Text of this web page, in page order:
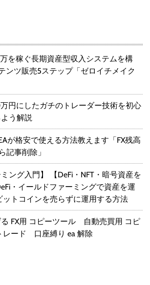
を稼ぐ長期資産型収入システムを構
ンツ販売5ステップ「ゼロイチメイク
円にしたガチのトレーダー技術を初心
う解説
が格安で使える方法教えます「FX残高
記事削除」
ミング入門】 【DeFi・NFT・暗号資産を
・イールドファーミングで資産を運
ットコインを売らずに運用する方法
FX用 コピーツール 自動売買用 コピ
レード 口座縛り ea 解除